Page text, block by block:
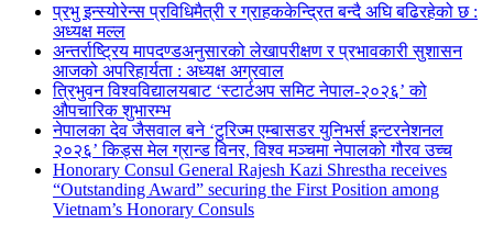
प्रभु इन्स्योरेन्स प्रविधिमैत्री र ग्राहककेन्द्रित बन्दै अघि बढिरहेको छ :
अध्यक्ष मल्ल
अन्तर्राष्ट्रिय मापदण्डअनुसारको लेखापरीक्षण र प्रभावकारी सुशासन
आजको अपरिहार्यता : अध्यक्ष अग्रवाल
त्रिभुवन विश्वविद्यालयबाट ‘स्टार्टअप समिट नेपाल-२०२६’ को
औपचारिक शुभारम्भ
नेपालका देव जैसवाल बने ‘टुरिज्म एम्बासडर युनिभर्स इन्टरनेशनल
२०२६’ किड्स मेल ग्रान्ड विनर, विश्व मञ्चमा नेपालको गौरव उच्च
Honorary Consul General Rajesh Kazi Shrestha receives
“Outstanding Award” securing the First Position among
Vietnam’s Honorary Consuls